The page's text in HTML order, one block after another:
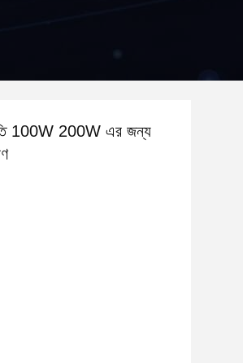
100W 200W এর জন্য